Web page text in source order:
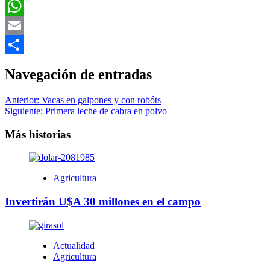
LinkedIn
WhatsApp
Email
Navegación de entradas
Anterior: Vacas en galpones y con robóts
Siguiente: Primera leche de cabra en polvo
Más historias
Agricultura
Invertirán U$A 30 millones en el campo
Actualidad
Agricultura